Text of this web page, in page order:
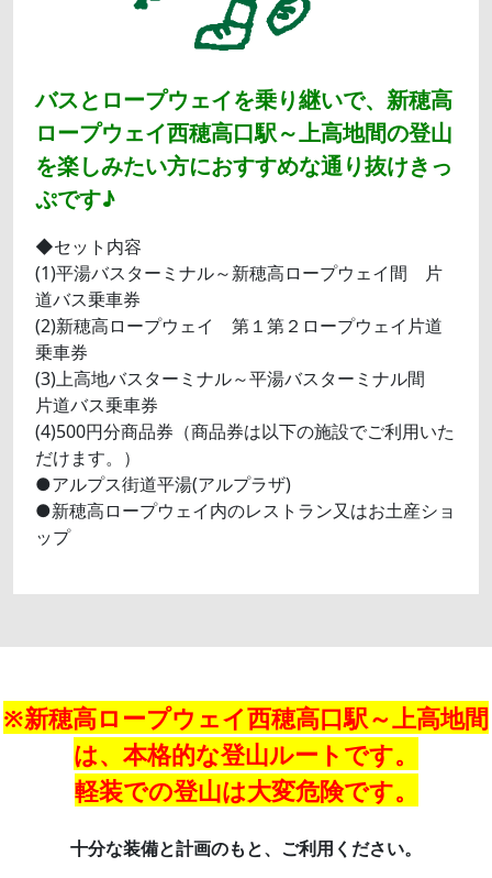
バスとロープウェイを乗り継いで、新穂高
ロープウェイ西穂高口駅～上高地間の登山
を楽しみたい方におすすめな通り抜けきっ
ぷです♪
◆セット内容
(1)平湯バスターミナル～新穂高ロープウェイ間 片
道バス乗車券
(2)新穂高ロープウェイ 第１第２ロープウェイ片道
乗車券
(3)上高地バスターミナル～平湯バスターミナル間
片道バス乗車券
(4)500円分商品券（商品券は以下の施設でご利用いた
だけます。）
●アルプス街道平湯(アルプラザ)
●新穂高ロープウェイ内のレストラン又はお土産ショ
ップ
※新穂高ロープウェイ西穂高口駅～上高地間
は、本格的な登山ルートです。
軽装での登山は大変危険です。
十分な装備と計画のもと、ご利用ください。